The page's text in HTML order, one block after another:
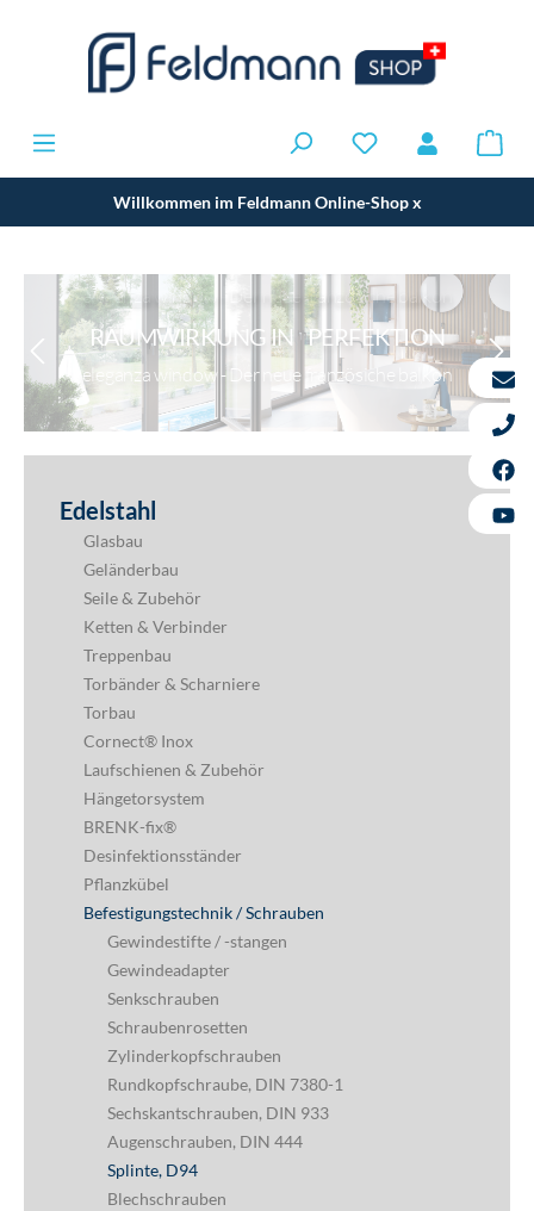
Willkommen im Feldmann Online-Shopx
RAUMWIRKUNG IN PERFEKTION
eleganza window - Der neue französiche balkon
Edelstahl
Glasbau
Geländerbau
Seile & Zubehör
Ketten & Verbinder
Treppenbau
Torbänder & Scharniere
Torbau
Cornect® Inox
Laufschienen & Zubehör
Hängetorsystem
BRENK-fix®
Desinfektionsständer
Pflanzkübel
Befestigungstechnik / Schrauben
Gewindestifte / -stangen
Gewindeadapter
Senkschrauben
Schraubenrosetten
Zylinderkopfschrauben
Rundkopfschraube, DIN 7380-1
Sechskantschrauben, DIN 933
Augenschrauben, DIN 444
Splinte, D94
Blechschrauben